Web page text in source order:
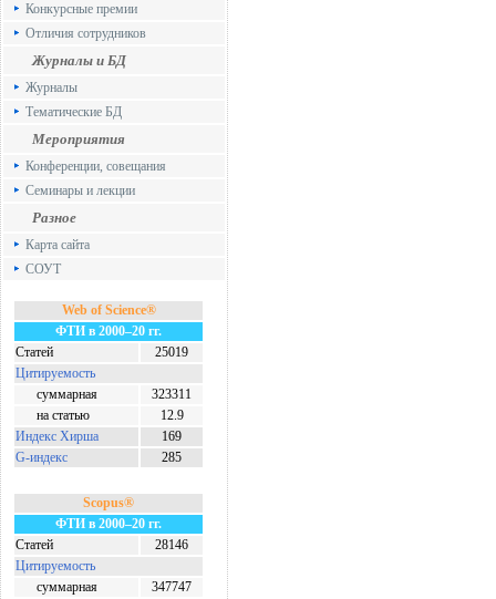
Конкурсные премии
Отличия сотрудников
Журналы и БД
Журналы
Тематические БД
Мероприятия
Конференции, совещания
Семинары и лекции
Разное
Карта сайта
СОУТ
Web of Science®
ФТИ в 2000–20 гг.
Статей
25019
Цитируемость
суммарная
323311
на статью
12.9
Индекс Хирша
169
G-индекс
285
Scopus®
ФТИ в 2000–20 гг.
Статей
28146
Цитируемость
суммарная
347747